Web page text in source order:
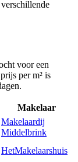
voor een
per m² is
Makelaar
Makelaardij
Middelbrink
HetMakelaarshuis